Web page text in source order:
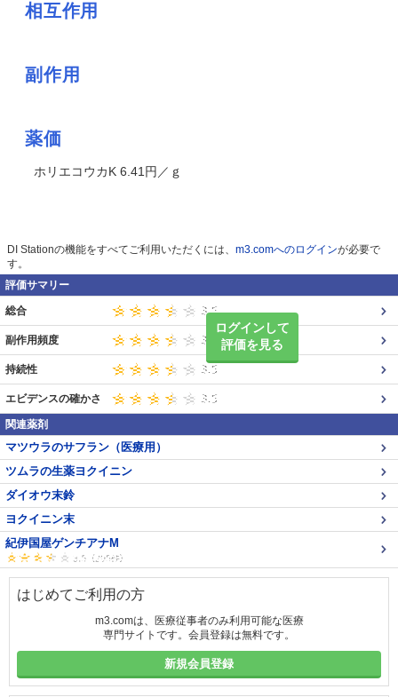
相互作用
副作用
薬価
ホリエコウカK 6.41円／ｇ
DI Stationの機能をすべてご利用いただくには、 m3.comへのログインが必要で
す。
評価サマリー
ログインして
評価を見る
総合
副作用頻度
持続性
エビデンスの確かさ
関連薬剤
マツウラのサフラン（医療用）
ツムラの生薬ヨクイニン
ダイオウ末鈴
ヨクイニン末
紀伊国屋ゲンチアナM
はじめてご利用の方
m3.comは、医療従事者のみ利用可能な医療
専門サイトです。会員登録は無料です。
新規会員登録